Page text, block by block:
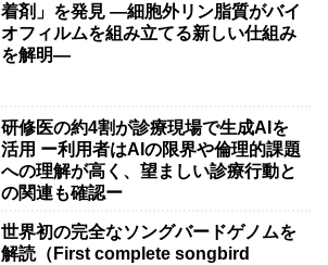
着剤」を発見 ―細胞外リン脂質がバイ
オフィルムを組み立てる新しい仕組み
を解明―
研修医の約4割が診療現場で生成AIを
活用 ー利用者はAIの限界や倫理的課題
への理解が高く、望ましい診療行動と
の関連も確認ー
世界初の完全なソングバードゲノムを
解読（First complete songbird